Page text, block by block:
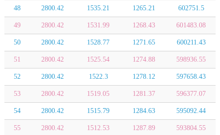
48 2800.42 1535.21 1265.21 602751.5
49 2800.42 1531.99 1268.43 601483.08
50 2800.42 1528.77 1271.65 600211.43
51 2800.42 1525.54 1274.88 598936.55
52 2800.42 1522.3 1278.12 597658.43
53 2800.42 1519.05 1281.37 596377.07
54 2800.42 1515.79 1284.63 595092.44
55 2800.42 1512.53 1287.89 593804.55